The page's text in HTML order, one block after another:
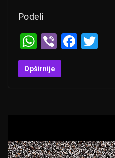
Podeli
W
h
at
p
Vi
b
er
F
o
Opširnije